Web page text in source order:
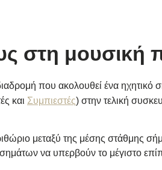
στη μουσική
που ακολουθεί ένα
και Συμπιεστές) στην τελική
μεταξύ της μέσης στάθμης
να υπερβούν το μέγιστο